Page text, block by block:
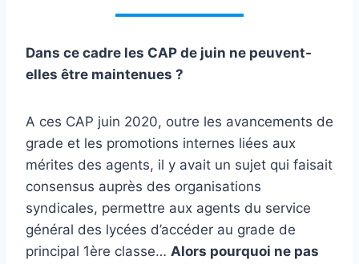
Dans ce cadre les CAP de juin ne peuvent-
elles être maintenues ?
A ces CAP juin 2020, outre les avancements de
grade et les promotions internes liées aux
mérites des agents, il y avait un sujet qui faisait
consensus auprès des organisations
syndicales, permettre aux agents du service
général des lycées d’accéder au grade de
principal 1ère classe… Alors pourquoi ne pas